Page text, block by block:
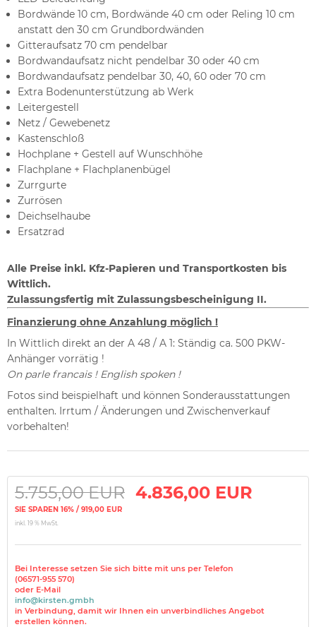
Bordwände 10 cm, Bordwände 40 cm oder Reling 10 cm
anstatt den 30 cm Grundbordwänden
Gitteraufsatz 70 cm pendelbar
Bordwandaufsatz nicht pendelbar 30 oder 40 cm
Bordwandaufsatz pendelbar 30, 40, 60 oder 70 cm
Extra Bodenunterstützung ab Werk
Leitergestell
Netz / Gewebenetz
Kastenschloß
Hochplane + Gestell auf Wunschhöhe
Flachplane + Flachplanenbügel
Zurrgurte
Zurrösen
Deichselhaube
Ersatzrad
Alle Preise inkl. Kfz-Papieren und Transportkosten bis
Wittlich.
Zulassungsfertig mit Zulassungsbescheinigung II.
Finanzierung ohne Anzahlung möglich !
In Wittlich direkt an der A 48 / A 1: Ständig ca. 500 PKW-
Anhänger vorrätig !
On parle francais ! English spoken !
Fotos sind beispielhaft und können Sonderausstattungen
enthalten. Irrtum / Änderungen und Zwischenverkauf
vorbehalten!
5.755,00 EUR 4.836,00 EUR
SIE SPAREN 16% / 919,00 EUR
inkl. 19 % MwSt.
Bei Interesse setzen Sie sich bitte mit uns per Telefon
(06571-955 570)
oder E-Mail
info@kirsten.gmbh
in Verbindung, damit wir Ihnen ein unverbindliches Angebot
erstellen können.